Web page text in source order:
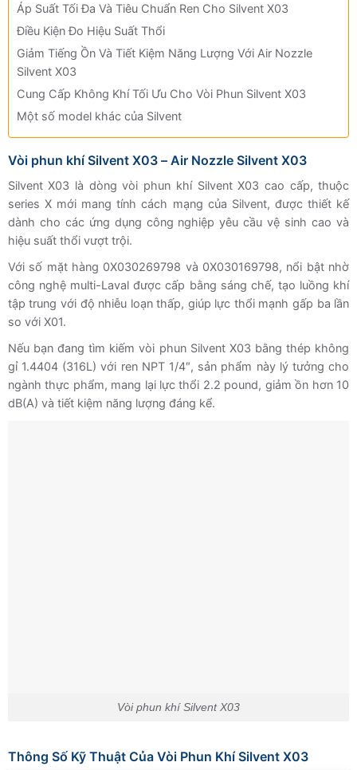
Áp Suất Tối Đa Và Tiêu Chuẩn Ren Cho Silvent X03
Điều Kiện Đo Hiệu Suất Thổi
Giảm Tiếng Ồn Và Tiết Kiệm Năng Lượng Với Air Nozzle
Silvent X03
Cung Cấp Không Khí Tối Ưu Cho Vòi Phun Silvent X03
Một số model khác của Silvent
Vòi phun khí Silvent X03 – Air Nozzle Silvent X03
Silvent X03 là dòng vòi phun khí Silvent X03 cao cấp, thuộc
series X mới mang tính cách mạng của Silvent, được thiết kế
dành cho các ứng dụng công nghiệp yêu cầu vệ sinh cao và
hiệu suất thổi vượt trội.
Với số mặt hàng 0X030269798 và 0X030169798, nổi bật nhờ
công nghệ multi-Laval được cấp bằng sáng chế, tạo luồng khí
tập trung với độ nhiễu loạn thấp, giúp lực thổi mạnh gấp ba lần
so với X01.
Nếu bạn đang tìm kiếm vòi phun Silvent X03 bằng thép không
gỉ 1.4404 (316L) với ren NPT 1/4″, sản phẩm này lý tưởng cho
ngành thực phẩm, mang lại lực thổi 2.2 pound, giảm ồn hơn 10
dB(A) và tiết kiệm năng lượng đáng kể.
Vòi phun khí Silvent X03
Thông Số Kỹ Thuật Của Vòi Phun Khí Silvent X03